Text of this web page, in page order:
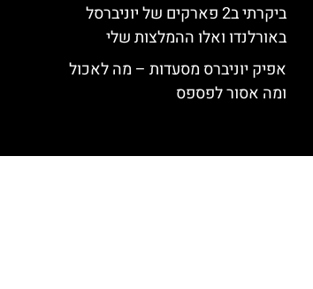
ביקרתי ב2 פארקים של יוניברסל
באורלנדו ואלו ההמלצות שלי
אפיק יוניברס מסעדות – מה לאכול
ומה אסור לפספס